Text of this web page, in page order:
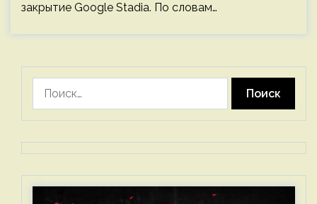
закрытие Google Stadia. По словам…